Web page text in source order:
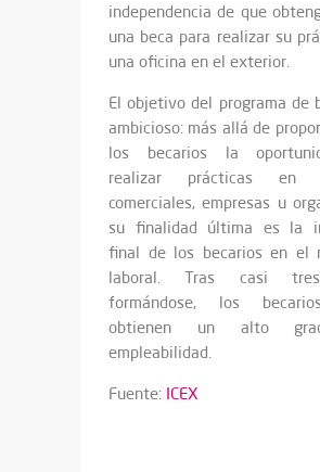
independencia de que
una beca para realizar su
una oficina en el exterior.
El objetivo del programa de
ambicioso: más allá de
los becarios la
realizar prácticas en
comerciales, empresas u
su finalidad última es la
final de los becarios en el
laboral. Tras casi
formándose, los
obtienen un alto
empleabilidad.
Fuente: ICEX